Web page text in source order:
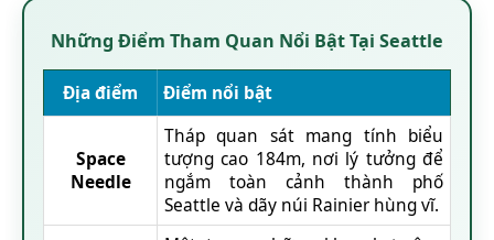
Những Điểm Tham Quan Nổi Bật Tại Seattle
Địa điểm Điểm nổi bật
Space
Needle
Tháp quan sát mang tính biểu
tượng cao 184m, nơi lý tưởng để
ngắm toàn cảnh thành phố
Seattle và dãy núi Rainier hùng vĩ.